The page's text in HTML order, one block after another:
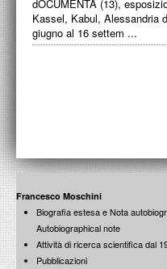
dOCUMENTA (13),
Kassel, Kabul, Alessandria
giugno al 16 settem ...
Francesco Moschini
Biografia estesa e Nota
Autobiographical note
Attività di ricerca scientifica dal
Pubblicazioni